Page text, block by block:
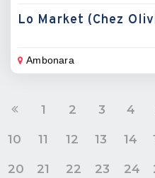
Lo Market (Chez
Ambonara
1 2 3 4
10 11 12 13 14
20 21 22 23 24